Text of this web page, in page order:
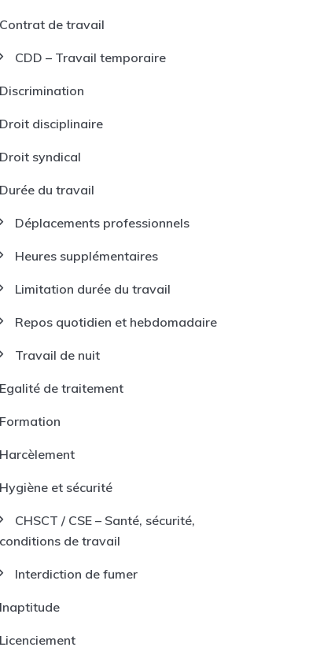
Contrat de travail
CDD – Travail temporaire
Discrimination
Droit disciplinaire
Droit syndical
Durée du travail
Déplacements professionnels
Heures supplémentaires
Limitation durée du travail
Repos quotidien et hebdomadaire
Travail de nuit
Egalité de traitement
Formation
Harcèlement
Hygiène et sécurité
CHSCT / CSE – Santé, sécurité,
conditions de travail
Interdiction de fumer
Inaptitude
Licenciement